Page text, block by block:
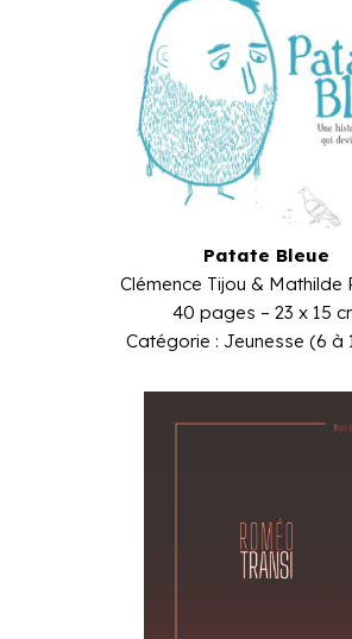
Patate Bleue
Clémence Tijou & Mathilde
40 pages – 23 x 15
Catégorie : Jeunesse (6 à